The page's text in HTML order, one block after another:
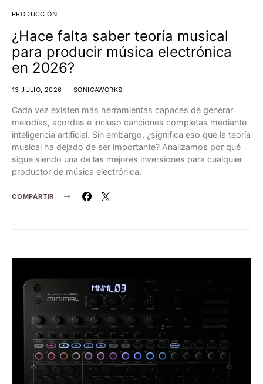
PRODUCCIÓN
¿Hace falta saber teoría musical
para producir música electrónica
en 2026?
13 JULIO, 2026 SONICAWORKS
Cada vez existen más herramientas capaces de generar
melodías, acordes e incluso canciones completas mediante
inteligencia artificial. Sin embargo, ¿significa eso que la teoría
musical ha dejado de ser importante? Analizamos por qué
sigue siendo una de las mejores inversiones para cualquier
productor de música electrónica.
COMPARTIR